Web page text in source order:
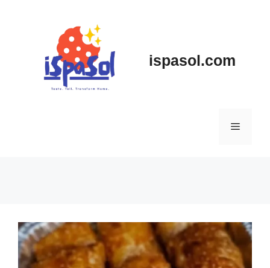
ispasol.com
Menu